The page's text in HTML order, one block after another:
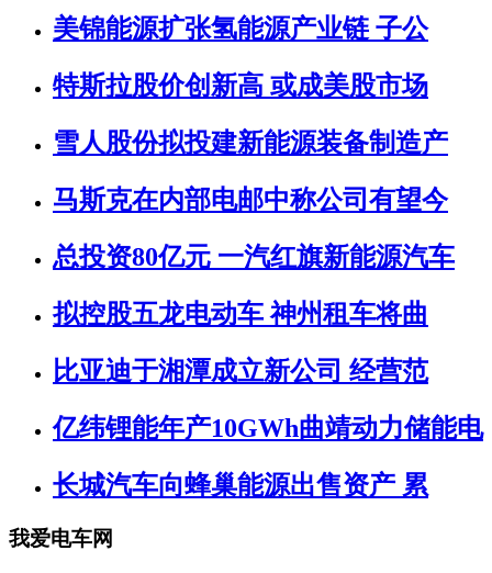
美锦能源扩张氢能源产业链 子公
特斯拉股价创新高 或成美股市场
雪人股份拟投建新能源装备制造产
马斯克在内部电邮中称公司有望今
总投资80亿元 一汽红旗新能源汽车
拟控股五龙电动车 神州租车将曲
比亚迪于湘潭成立新公司 经营范
亿纬锂能年产10GWh曲靖动力储能电
长城汽车向蜂巢能源出售资产 累
我爱电车网